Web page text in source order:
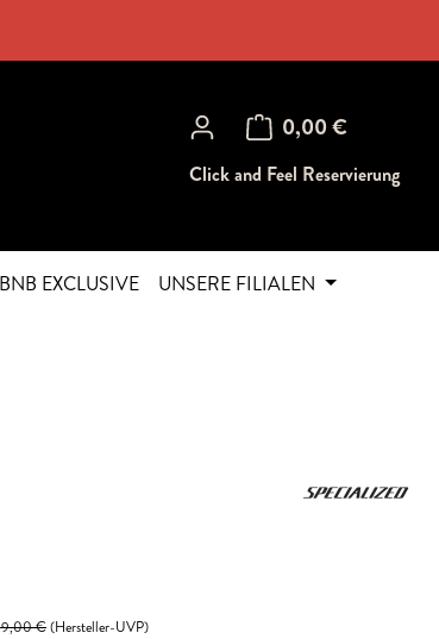
0,00 €
Warenkorb enthält 0
Click and Feel Reservierung
BNB EXCLUSIVE
UNSERE FILIALEN
€(Hersteller-UVP)